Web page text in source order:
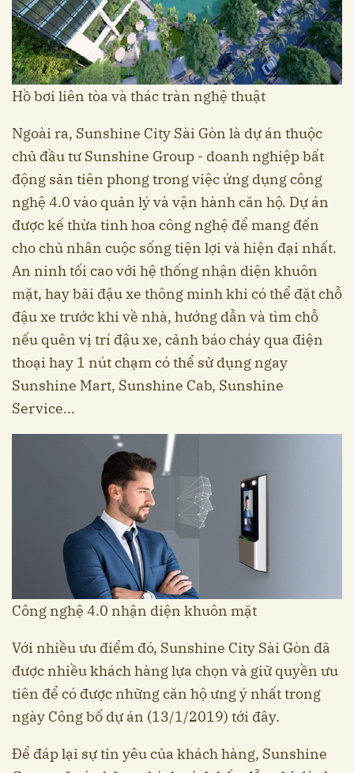
Hồ bơi liên tòa và thác tràn nghệ thuật
Ngoài ra, Sunshine City Sài Gòn là dự án thuộc
chủ đầu tư Sunshine Group - doanh nghiệp bất
động sản tiên phong trong việc ứng dụng công
nghệ 4.0 vào quản lý và vận hành căn hộ. Dự án
được kế thừa tinh hoa công nghệ để mang đến
cho chủ nhân cuộc sống tiện lợi và hiện đại nhất.
An ninh tối cao với hệ thống nhận diện khuôn
mặt, hay bãi đậu xe thông minh khi có thể đặt chỗ
đậu xe trước khi về nhà, hướng dẫn và tìm chỗ
nếu quên vị trí đậu xe, cảnh báo cháy qua điện
thoại hay 1 nút chạm có thể sử dụng ngay
Sunshine Mart, Sunshine Cab, Sunshine
Service...
Công nghệ 4.0 nhận diện khuôn mặt
Với nhiều ưu điểm đó, Sunshine City Sài Gòn đã
được nhiều khách hàng lựa chọn và giữ quyền ưu
tiên để có được những căn hộ ưng ý nhất trong
ngày Công bố dự án (13/1/2019) tới đây.
Để đáp lại sự tin yêu của khách hàng, Sunshine